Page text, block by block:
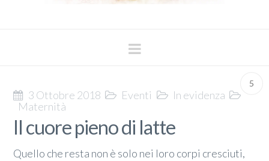
Navigation
5
3 Ottobre 2018 Eventi
In evidenza
Maternità
Il cuore pieno di latte
Quello che resta non è solo nei loro corpi cresciuti,